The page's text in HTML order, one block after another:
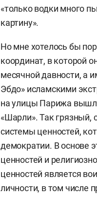
«только водки много
картину».
Но мне хотелось бы
координат, в которой
месячной давности, а
Эбдо» исламскими
на улицы Парижа
«Шарли». Так грязный,
системы ценностей,
демократии. В основе
ценностей и
ценностей является
личности, в том числе